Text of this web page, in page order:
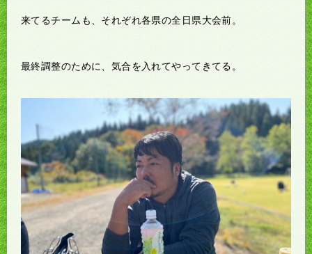
来てるチームも、それぞれ各県の全日県大会前。
最終調整のために、気合を入れてやってきてる。